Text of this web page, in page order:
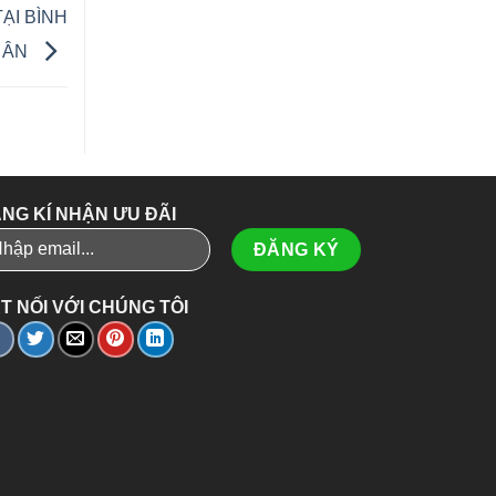
BÌNH
KÍ NHẬN ƯU ĐÃI
NỐI VỚI CHÚNG TÔI